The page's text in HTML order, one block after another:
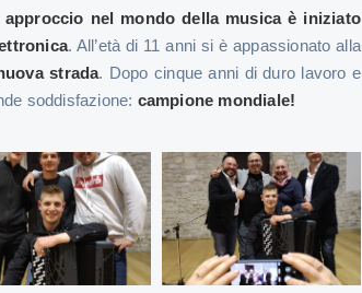
nel mondo della musica è iniziato
. All’età di 11 anni si è appassionato alla
strada. Dopo cinque anni di duro lavoro e
soddisfazione: campione mondiale!